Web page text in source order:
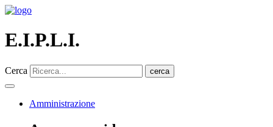
E.I.P.L.I.
Cerca cerca
Amministrazione